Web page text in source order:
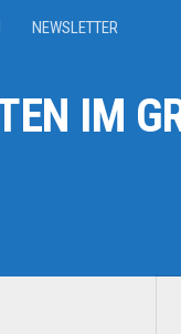
NEWSLETTER
IM